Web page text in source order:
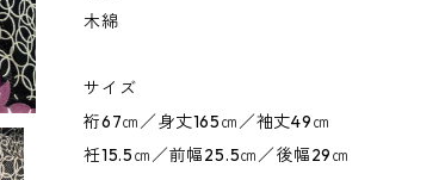
木綿
サイズ
裄67㎝／身丈165㎝／袖丈49㎝
衽15.5㎝／前幅25.5㎝／後幅29㎝